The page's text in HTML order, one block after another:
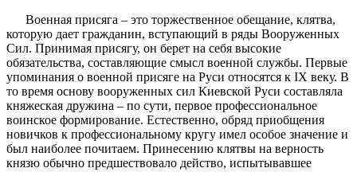
Военная присяга – это торжественное обещание, клятва,
которую дает гражданин, вступающий в ряды Вооруженных
Сил. Принимая присягу, он берет на себя высокие
обязательства, составляющие смысл военной службы. Первые
упоминания о военной присяге на Руси относятся к IX веку. В
то время основу вооруженных сил Киевской Руси составляла
княжеская дружина – по сути, первое профессиональное
воинское формирование. Естественно, обряд приобщения
новичков к профессиональному кругу имел особое значение и
был наиболее почитаем. Принесению клятвы на верность
князю обычно предшествовало действо, испытывавшее